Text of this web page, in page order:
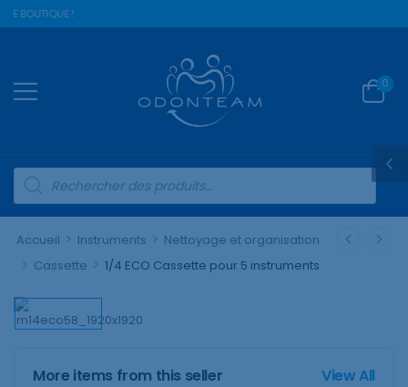
BOUTIQUE !
0
Accueil > Instruments > Nettoyage et organisation
> Cassette > 1/4 ECO Cassette pour 5 instruments
More items from this seller View All